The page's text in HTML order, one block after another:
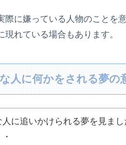
際に嫌っている人物のことを
現れている場合もあります。
人に何かをされる夢の
人に追いかけられる夢を見ま